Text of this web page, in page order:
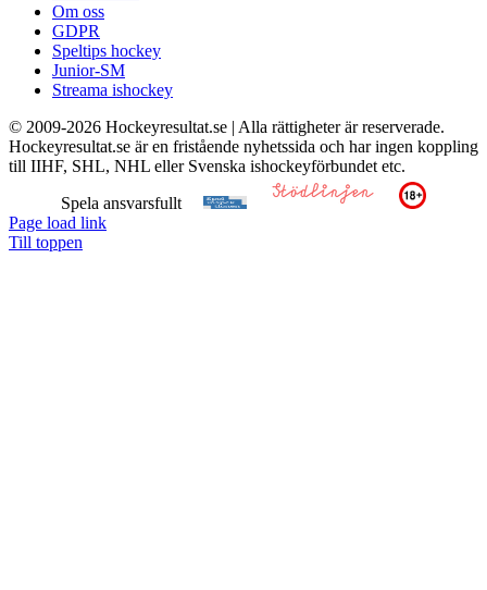
Om oss
GDPR
Speltips hockey
Junior-SM
Streama ishockey
© 2009-2026 Hockeyresultat.se | Alla rättigheter är reserverade.
Hockeyresultat.se är en fristående nyhetssida och har ingen koppling
till IIHF, SHL, NHL eller Svenska ishockeyförbundet etc.
Spela ansvarsfullt
Page load link
Till toppen